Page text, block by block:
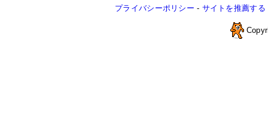
プライバシーポリシー - サイトを推薦する